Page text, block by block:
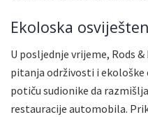
Ekoloska
U posljednje vrijeme, Rods
pitanja održivosti i
potiču sudionike da
restauracije automobila.